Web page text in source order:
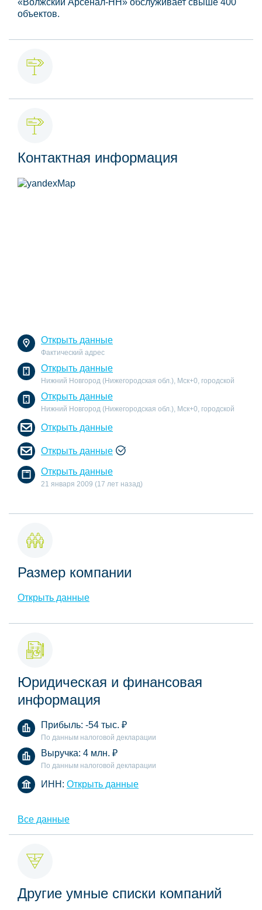
объектов.
Контактная информация
Открыть данные
Фактический адрес
Открыть данные
Нижний Новгород (Нижегородская обл.), Мск+0, городской
Открыть данные
Нижний Новгород (Нижегородская обл.), Мск+0, городской
Открыть данные
Открыть данные
Открыть данные
21 января 2009 (17 лет назад)
Размер компании
Открыть данные
Юридическая и финансовая
информация
Прибыль: -54 тыс. ₽
По данным налоговой декларации
Выручка: 4 млн. ₽
По данным налоговой декларации
ИНН: Открыть данные
Все данные
Другие умные списки компаний